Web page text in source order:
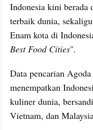
Indonesia kini
terbaik dunia,
Enam kota di
Best Food Cities".
Data pencarian
menempatkan
kuliner dunia,
Vietnam, dan